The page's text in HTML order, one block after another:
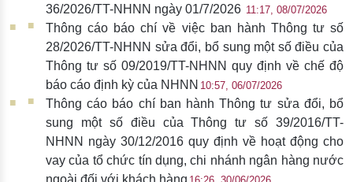
36/2026/TT-NHNN ngày 01/7/2026 11:17, 08/07/2026
Thông cáo báo chí về việc ban hành Thông tư số
28/2026/TT-NHNN sửa đổi, bổ sung một số điều của
Thông tư số 09/2019/TT-NHNN quy định về chế độ
báo cáo định kỳ của NHNN 10:57, 06/07/2026
Thông cáo báo chí ban hành Thông tư sửa đổi, bổ
sung một số điều của Thông tư số 39/2016/TT-
NHNN ngày 30/12/2016 quy định về hoạt động cho
vay của tổ chức tín dụng, chi nhánh ngân hàng nước
ngoài đối với khách hàng​​​